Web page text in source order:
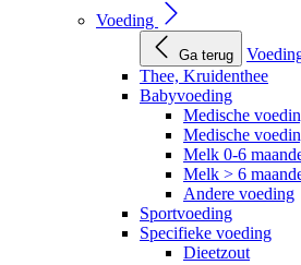
Voeding
Ga terug
Thee, Kruidenthee
Babyvoeding
Medische
Medische
Melk 0-6
Melk > 6
Andere voeding
Sportvoeding
Specifieke voeding
Dieetzout